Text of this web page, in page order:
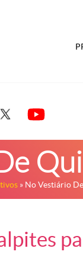
» No Vestiário